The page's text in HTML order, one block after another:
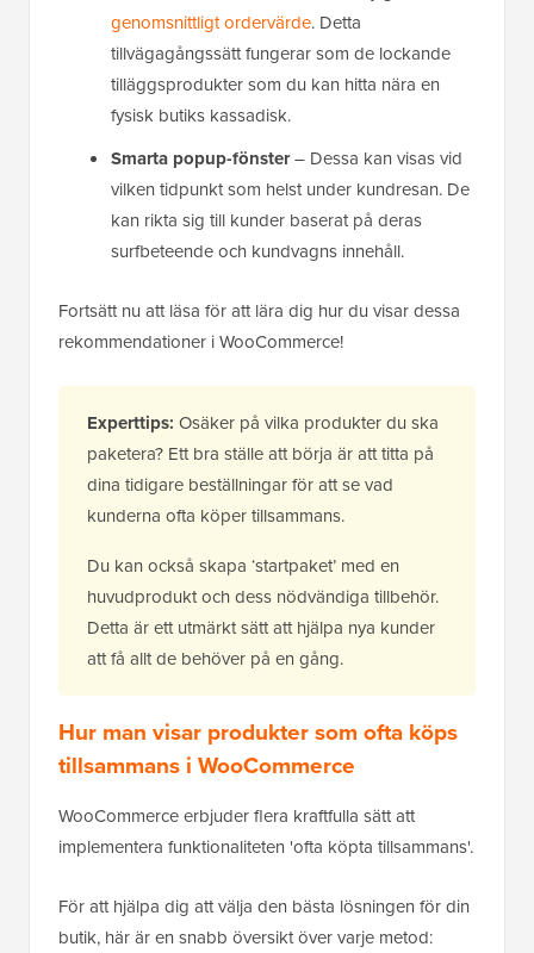
genomsnittligt ordervärde. Detta
tillvägagångssätt fungerar som de lockande
tilläggsprodukter som du kan hitta nära en
fysisk butiks kassadisk.
Smarta popup-fönster– Dessa kan visas vid
vilken tidpunkt som helst under kundresan. De
kan rikta sig till kunder baserat på deras
surfbeteende och kundvagns innehåll.
Fortsätt nu att läsa för att lära dig hur du visar dessa
rekommendationer i WooCommerce!
Experttips: Osäker på vilka produkter du ska
paketera? Ett bra ställe att börja är att titta på
dina tidigare beställningar för att se vad
kunderna ofta köper tillsammans.
Du kan också skapa ‘startpaket’ med en
huvudprodukt och dess nödvändiga tillbehör.
Detta är ett utmärkt sätt att hjälpa nya kunder
att få allt de behöver på en gång.
Hur man visar produkter som ofta köps
tillsammans i WooCommerce
WooCommerce erbjuder flera kraftfulla sätt att
implementera funktionaliteten 'ofta köpta tillsammans'.
För att hjälpa dig att välja den bästa lösningen för din
butik, här är en snabb översikt över varje metod: